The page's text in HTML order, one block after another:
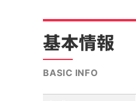
基本情報
BASIC INFO